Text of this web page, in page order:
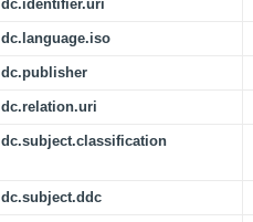
dc.identifier.uri
dc.language.iso
dc.publisher
dc.relation.uri
dc.subject.classification
dc.subject.ddc